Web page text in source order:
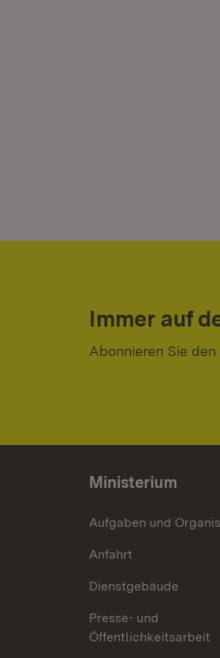
Immer auf
Abonnieren Sie
Ministerium
Aufgaben und
Anfahrt
Dienstgebäude
Presse- und
Öffentlichkeitsarbeit